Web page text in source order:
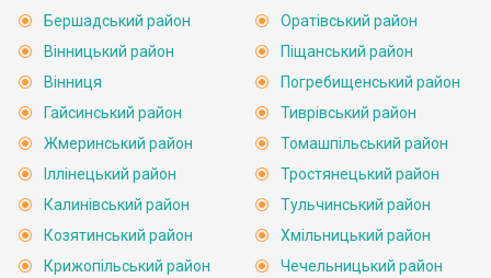
Бершадський район
Вінницький район
Вінниця
Гайсинський район
Жмеринський район
Іллінецький район
Калинівський район
Козятинський район
Крижопільський район
Оратівський район
Піщанський район
Погребищенський район
Тиврівський район
Томашпільський район
Тростянецький район
Тульчинський район
Хмільницький район
Чечельницький район